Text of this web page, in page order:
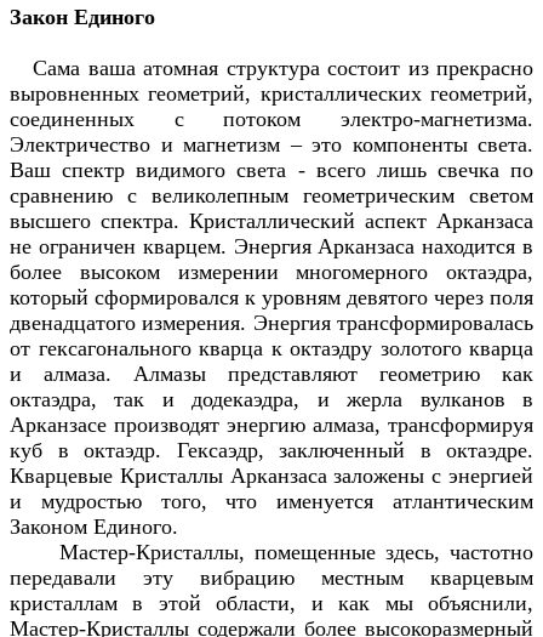
Закон Единого
Сама ваша атомная структура состоит из прекрасно
выровненных геометрий, кристаллических геометрий,
соединенных с потоком электро-магнетизма.
Электричество и магнетизм – это компоненты света.
Ваш спектр видимого света - всего лишь свечка по
сравнению с великолепным геометрическим светом
высшего спектра. Кристаллический аспект Арканзаса
не ограничен кварцем. Энергия Арканзаса находится в
более высоком измерении многомерного октаэдра,
который сформировался к уровням девятого через поля
двенадцатого измерения. Энергия трансформировалась
от гексагонального кварца к октаэдру золотого кварца
и алмаза. Алмазы представляют геометрию как
октаэдра, так и додекаэдра, и жерла вулканов в
Арканзасе производят энергию алмаза, трансформируя
куб в октаэдр. Гексаэдр, заключенный в октаэдре.
Кварцевые Кристаллы Арканзаса заложены с энергией
и мудростью того, что именуется атлантическим
Законом Единого.
Мастер-Кристаллы, помещенные здесь, частотно
передавали эту вибрацию местным кварцевым
кристаллам в этой области, и как мы объяснили,
Мастер-Кристаллы содержали более высокоразмерный